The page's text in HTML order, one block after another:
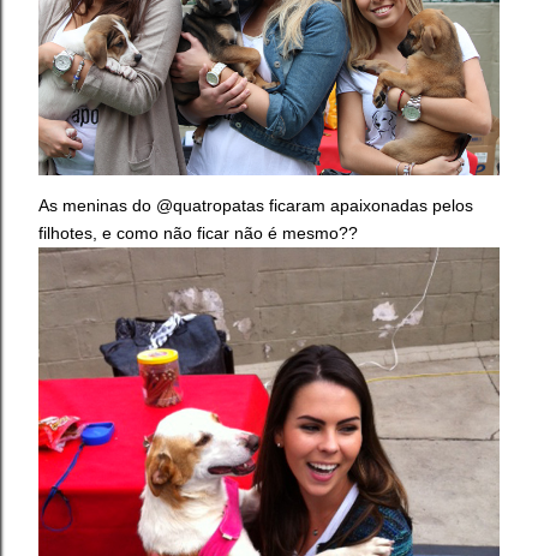
As meninas do @quatropatas ficaram apaixonadas pelos
filhotes, e como não ficar não é mesmo??